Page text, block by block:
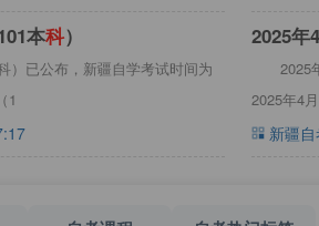
本科）
）已公布，新疆自学考试时间为
1
2025年
2025
2025年4
新疆